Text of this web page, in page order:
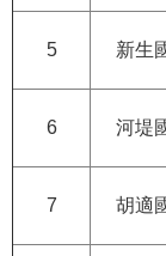
5 新生
6 河堤
7 胡適